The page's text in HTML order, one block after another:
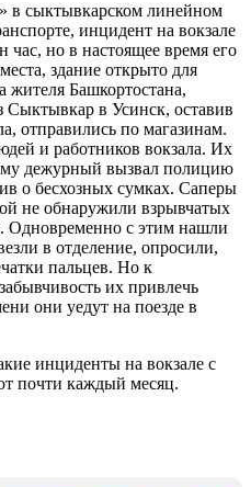
сыктывкарском линейном
инцидент на вокзале
час, но в настоящее время его
здание открыто для
жителя Башкортостана,
Сыктывкар в Усинск, оставив
отправились по магазинам.
и работников вокзала. Их
дежурный вызвал полицию
о бесхозных сумках. Саперы
не обнаружили взрывчатых
Одновременно с этим нашли
в отделение, опросили,
пальцев. Но к
их привлечь
они уедут на поезде в
инциденты на вокзале с
почти каждый месяц.